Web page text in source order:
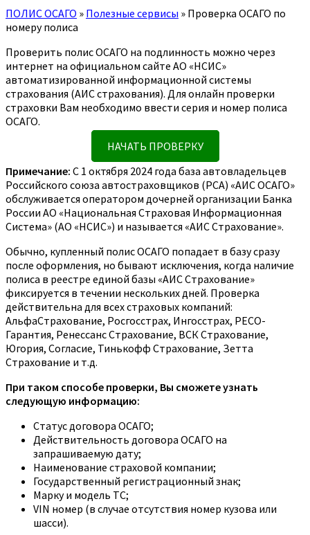
ПОЛИС ОСАГО » Полезные сервисы » Проверка ОСАГО по
номеру полиса
Проверить полис ОСАГО на подлинность можно через
интернет на официальном сайте АО «НСИС»
автоматизированной информационной системы
страхования (АИС страхования). Для онлайн проверки
страховки Вам необходимо ввести серия и номер полиса
ОСАГО.
НАЧАТЬ ПРОВЕРКУ
Примечание: С 1 октября 2024 года база автовладельцев
Российского союза автостраховщиков (РСА) «АИС ОСАГО»
обслуживается оператором дочерней организации Банка
России АО «Национальная Страховая Информационная
Система» (АО «НСИС») и называется «АИС Страхование».
Обычно, купленный полис ОСАГО попадает в базу сразу
после оформления, но бывают исключения, когда наличие
полиса в реестре единой базы «АИС Страхование»
фиксируется в течении нескольких дней. Проверка
действительна для всех страховых компаний:
АльфаСтрахование, Росгосстрах, Ингосстрах, РЕСО-
Гарантия, Ренессанс Страхование, ВСК Страхование,
Югория, Согласие, Тинькофф Страхование, Зетта
Страхование и т.д.
При таком способе проверки, Вы сможете узнать
следующую информацию:
Статус договора ОСАГО;
Действительность договора ОСАГО на
запрашиваемую дату;
Наименование страховой компании;
Государственный регистрационный знак;
Марку и модель ТС;
VIN номер (в случае отсутствия номер кузова или
шасси).